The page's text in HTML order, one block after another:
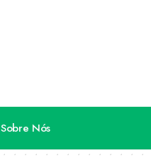
Sobre Nós